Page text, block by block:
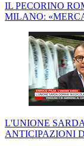
IL PECORINO
MILANO:
L'UNIONE
ANTICIPAZIONI